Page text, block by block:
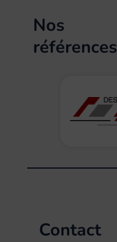
Nos
références
Contact